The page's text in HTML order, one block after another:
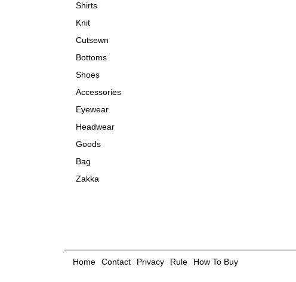
Shirts
Knit
Cutsewn
Bottoms
Shoes
Accessories
Eyewear
Headwear
Goods
Bag
Zakka
Home Contact Privacy Rule How To Buy